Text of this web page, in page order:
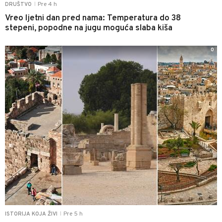
DRUŠTVO Pre 4 h
Vreo ljetni dan pred nama: Temperatura do 38
stepeni, popodne na jugu moguća slaba kiša
ISTORIJA KOJA ŽIVI Pre 5 h
0